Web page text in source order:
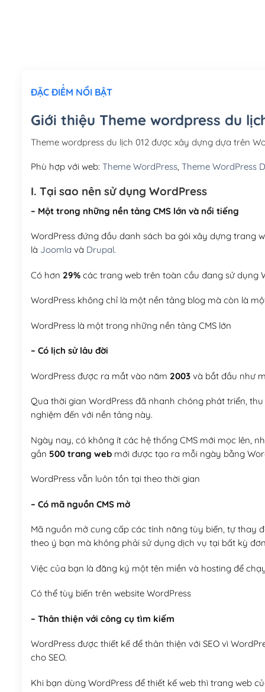
ĐẶC ĐIỂM NỔI BẬT
Giới thiệu Theme wordpress du
Theme wordpress du lịch 012 được xây dựng dựa trên
Phù hợp với web: Theme WordPress, Theme WordPress
I. Tại sao nên sử dụng WordPress
– Một trong những nền tảng CMS lớn và nổi tiếng
WordPress đứng đầu danh sách ba gói xây dựng trang
là Joomla và Drupal.
Có hơn 29%các trang web trên toàn cầu đang sử dụng
WordPress không chỉ là một nền tảng blog mà còn là
WordPress là một trong những nền tảng CMS lớn
– Có lịch sử lâu đời
WordPress được ra mắt vào năm 2003và bắt đầu như
Qua thời gian WordPress đã nhanh chóng phát triển,
nghiệm đến với nền tảng này.
Ngày nay, có không ít các hệ thống CMS mới mọc lên,
gần 500 trang webmới được tạo ra mỗi ngày bằng
WordPress vẫn luôn tồn tại theo thời gian
– Có mã nguồn CMS mở
Mã nguồn mở cung cấp các tính năng tùy biến, tự thay
theo ý bạn mà không phải sử dụng dịch vụ tại bất kỳ
Việc của bạn là đăng ký một tên miền và hosting để
Có thể tùy biến trên website WordPress
– Thân thiện với công cụ tìm kiếm
WordPress được thiết kế để thân thiện với SEO vì
cho SEO.
Khi bạn dùng WordPress để thiết kế web thì trang web